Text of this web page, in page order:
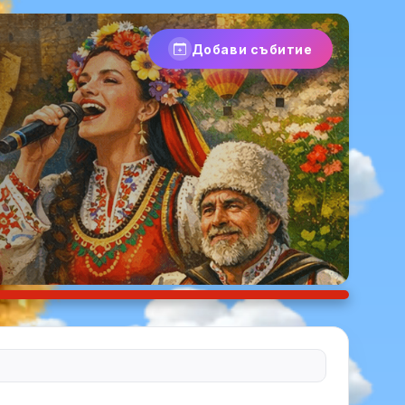
Добави събитие